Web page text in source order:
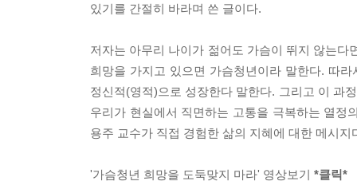
있기를 간절히 바라며 쓴 글이다.
저자는 아무리 나이가 젊어도 가슴이 뛰지 않는
희망을 가지고 있으면 가슴청년이라 말한다. 따
정신적(영적)으로 성장한다 말한다. 그리고 이 과
우리가 현실에서 직면하는 고통을 극복하는 열정
용주 교수가 직접 경험한 삶의 지혜에 대한 메시지
'가슴청년 희망을 도둑맞지 마라' 영상보기 *클릭*